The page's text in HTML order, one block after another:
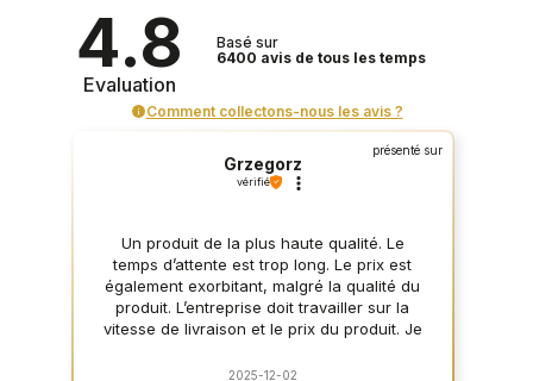
4.8
Evaluation
Basé sur
6400 avis de tous les temps
Comment collectons-nous les avis ?
présenté sur
Grzegorz
vérifié
Un produit de la plus haute qualité. Le
temps d’attente est trop long. Le prix est
également exorbitant, malgré la qualité du
produit. L’entreprise doit travailler sur la
vitesse de livraison et le prix du produit. Je
sais pas comment ça fonctionne en
2025-12-02